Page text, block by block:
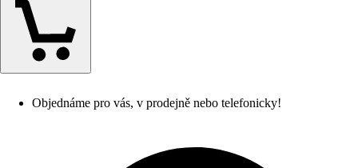
Objednáme pro vás, v prodejně nebo telefonicky!